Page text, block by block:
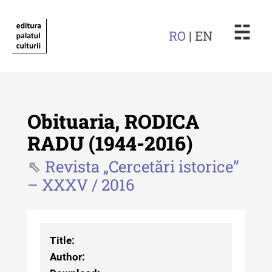
RO | EN ☵
Revista "Cercetări istorice"
Revista "Cercetări istorice" - XLIV
- 2024
Revista "Cercetări istorice" - XLII -
Obituaria, RODICA
RADU (1944-2016)
Revista „Cercetări istorice”
– XXXV / 2016
Title:
Author: